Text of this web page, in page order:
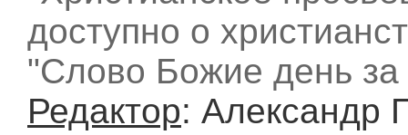
доступно о
"Слово Божие день
Редактор: Александр